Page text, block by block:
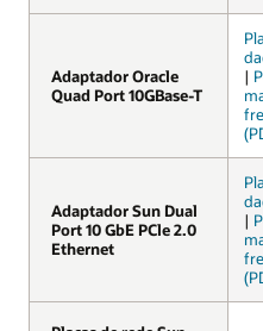
Adaptador Oracle
Quad Port 10GBase-T
|
Adaptador Sun Dual
Port 10 GbE PCle 2.0
Ethernet
|
Adaptador Oracle
Quad Port 10GBase-T
Adaptador Sun Dual
Port 10 GbE PCle 2.0
Ethernet